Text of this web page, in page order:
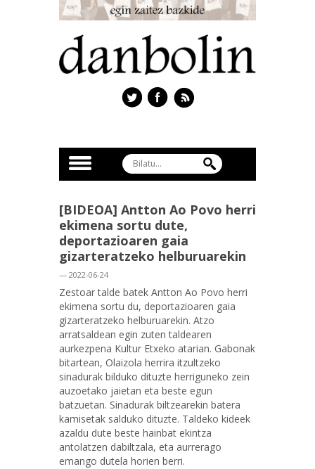
[BIDEOA] Antton Ao Povo herri
ekimena sortu dute,
deportazioaren gaia
gizarteratzeko helburuarekin
— 2022-06-24
Zestoar talde batek Antton Ao Povo herri
ekimena sortu du, deportazioaren gaia
gizarteratzeko helburuarekin. Atzo
arratsaldean egin zuten taldearen
aurkezpena Kultur Etxeko atarian. Gabonak
bitartean, Olaizola herrira itzultzeko
sinadurak bilduko dituzte herriguneko zein
auzoetako jaietan eta beste egun
batzuetan. Sinadurak biltzearekin batera
kamisetak salduko dituzte. Taldeko kideek
azaldu dute beste hainbat ekintza
antolatzen dabiltzala, eta aurrerago
emango dutela horien berri.